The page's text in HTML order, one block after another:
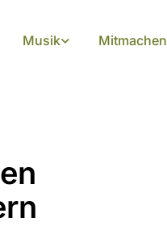
Musik Mitmachen